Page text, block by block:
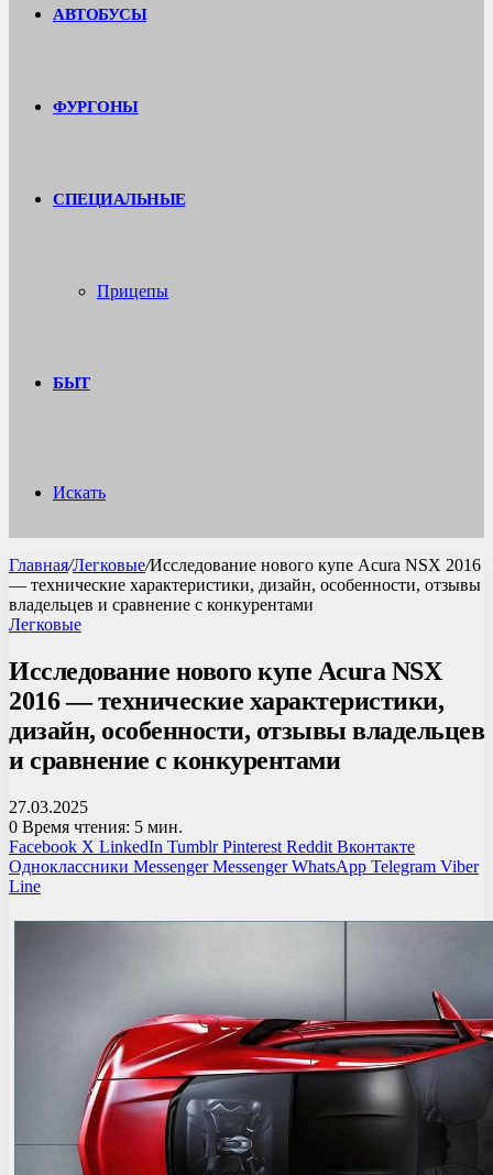
АВТОБУСЫ
ФУРГОНЫ
СПЕЦИАЛЬНЫЕ
Прицепы
БЫТ
Искать
Главная/Легковые/Исследование нового купе Acura NSX 2016
— технические характеристики, дизайн, особенности, отзывы
владельцев и сравнение с конкурентами
Легковые
Исследование нового купе Acura NSX
2016 — технические характеристики,
дизайн, особенности, отзывы владельцев
и сравнение с конкурентами
27.03.2025
0 Время чтения: 5 мин.
Facebook X LinkedIn Tumblr Pinterest Reddit Вконтакте
Одноклассники Messenger Messenger WhatsApp Telegram Viber
Line